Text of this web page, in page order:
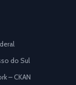
do Sul
– CKAN